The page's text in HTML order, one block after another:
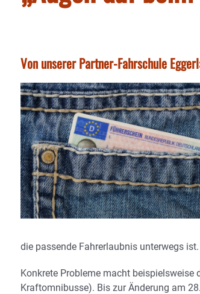
Von unserer Partner-Fahrschule
die passende Fahrerlaubnis unterwegs ist.
Konkrete Probleme macht beispielsweise
Kraftomnibusse). Bis zur Änderung am